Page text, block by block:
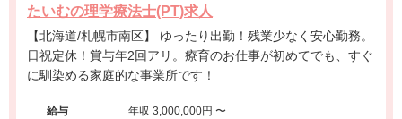
たいむの理学療法士(PT)求人
【北海道/札幌市南区】 ゆったり出勤！残業少なく安心勤務。
日祝定休！賞与年2回アリ。療育のお仕事が初めてでも、すぐ
に馴染める家庭的な事業所です！
給与
年収 3,000,000円 〜